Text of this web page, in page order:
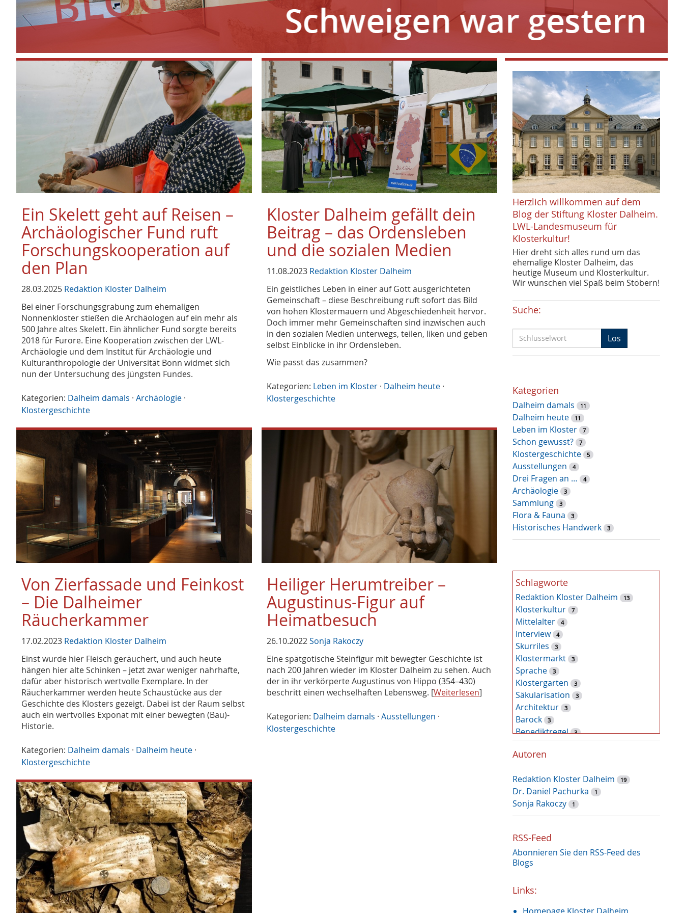
Ein Skelett geht auf Reisen –
Archäologischer Fund ruft
Forschungskooperation auf
den Plan
28.03.2025 Redaktion Kloster Dalheim
Bei einer Forschungsgrabung zum ehemaligen
Nonnenkloster stießen die Archäologen auf ein mehr als
500 Jahre altes Skelett. Ein ähnlicher Fund sorgte bereits
2018 für Furore. Eine Kooperation zwischen der LWL-
Archäologie und dem Institut für Archäologie und
Kulturanthropologie der Universität Bonn widmet sich
nun der Untersuchung des jüngsten Fundes.
Kategorien: Dalheim damals · Archäologie ·
Klostergeschichte
Kloster Dalheim gefällt dein
Beitrag – das Ordensleben
und die sozialen Medien
11.08.2023 Redaktion Kloster Dalheim
Ein geistliches Leben in einer auf Gott ausgerichteten
Gemeinschaft – diese Beschreibung ruft sofort das Bild
von hohen Klostermauern und Abgeschiedenheit hervor.
Doch immer mehr Gemeinschaften sind inzwischen auch
in den sozialen Medien unterwegs, teilen, liken und geben
selbst Einblicke in ihr Ordensleben.
Wie passt das zusammen?
Kategorien: Leben im Kloster· Dalheim heute·
Klostergeschichte
Von Zierfassade und Feinkost
– Die Dalheimer
Räucherkammer
17.02.2023 Redaktion Kloster Dalheim
Einst wurde hier Fleisch geräuchert, und auch heute
hängen hier alte Schinken – jetzt zwar weniger nahrhafte,
dafür aber historisch wertvolle Exemplare. In der
Räucherkammer werden heute Schaustücke aus der
Geschichte des Klosters gezeigt. Dabei ist der Raum selbst
auch ein wertvolles Exponat mit einer bewegten (Bau)-
Historie.
Kategorien: Dalheim damals · Dalheim heute ·
Klostergeschichte
Heiliger Herumtreiber –
Augustinus-Figur auf
Heimatbesuch
26.10.2022Sonja Rakoczy
Eine spätgotische Steinfigur mit bewegter Geschichte ist
nach 200 Jahren wieder im Kloster Dalheim zu sehen. Auch
der in ihr verkörperte Augustinus von Hippo (354–430)
beschritt einen wechselhaften Lebensweg. [Weiterlesen]
Kategorien: Dalheim damals · Ausstellungen ·
Klostergeschichte
Herzlich willkommen auf dem
Blog der Stiftung Kloster Dalheim.
LWL-Landesmuseum für
Klosterkultur!
Hier dreht sich alles rund um das
ehemalige Kloster Dalheim, das
heutige Museum und Klosterkultur.
Wir wünschen viel Spaß beim Stöbern!
Suche:
c
h
s
s
e
l
w
o
r
t
-
S
u
c
h
Los
Kategorien
Dalheim damals 11
Dalheim heute 11
Leben im Kloster 7
Schon gewusst? 7
Klostergeschichte 5
Ausstellungen 4
Drei Fragen an … 4
Archäologie 3
Sammlung 3
Flora & Fauna 3
Historisches Handwerk 3
Schlagworte
Redaktion Kloster Dalheim 13
Klosterkultur 7
Mittelalter 4
Interview 4
Skurriles 3
Klostermarkt 3
Sprache 3
Klostergarten 3
Säkularisation 3
Architektur 3
Barock 3
Benediktregel 3
Zufallsfund
Kunst 2
Pflanzen 2
Latein 2
Nonnenkloster
Restaurierung 1
Weihnachtszeit
Recht und Unrecht 1
Restauruierung
Klostermauer
Autoren
Redaktion Kloster Dalheim 19
Dr. Daniel Pachurka 1
Sonja Rakoczy 1
RSS-Feed
Abonnieren Sie den RSS-Feed des
Blogs
Links: